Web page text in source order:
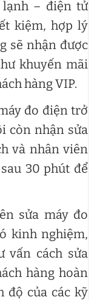
lạnh – điện tử
kiệm, hợp lý
sẽ nhận được
khuyến mãi
hàng VIP.
đo điện trở
còn nhận sửa
và nhân viên
30 phút để
sửa máy đo
kinh nghiệm,
vấn cách sửa
hàng hoàn
độ của các kỹ